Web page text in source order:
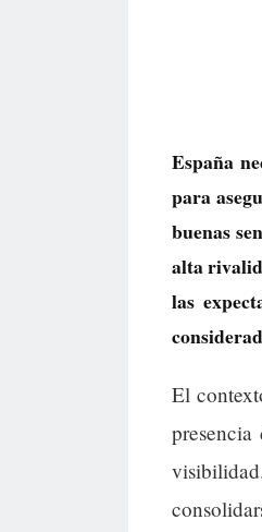
España
para
buenas
alta
las
El